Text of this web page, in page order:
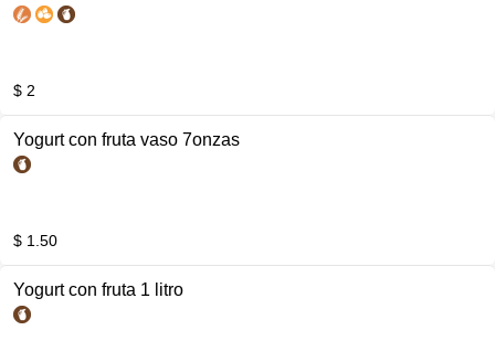
$ 2
Yogurt con fruta vaso 7onzas
$ 1.50
Yogurt con fruta 1 litro